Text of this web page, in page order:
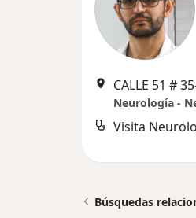
Neurología -
Visita
Búsquedas